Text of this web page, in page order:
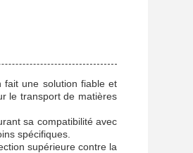
fait une solution fiable et
le transport de matières
sa compatibilité avec
spécifiques.
supérieure contre la